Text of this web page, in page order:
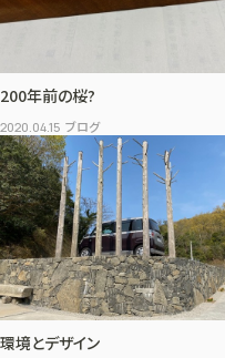
200年前の桜?
2020.04.15 ブログ
環境とデザイン